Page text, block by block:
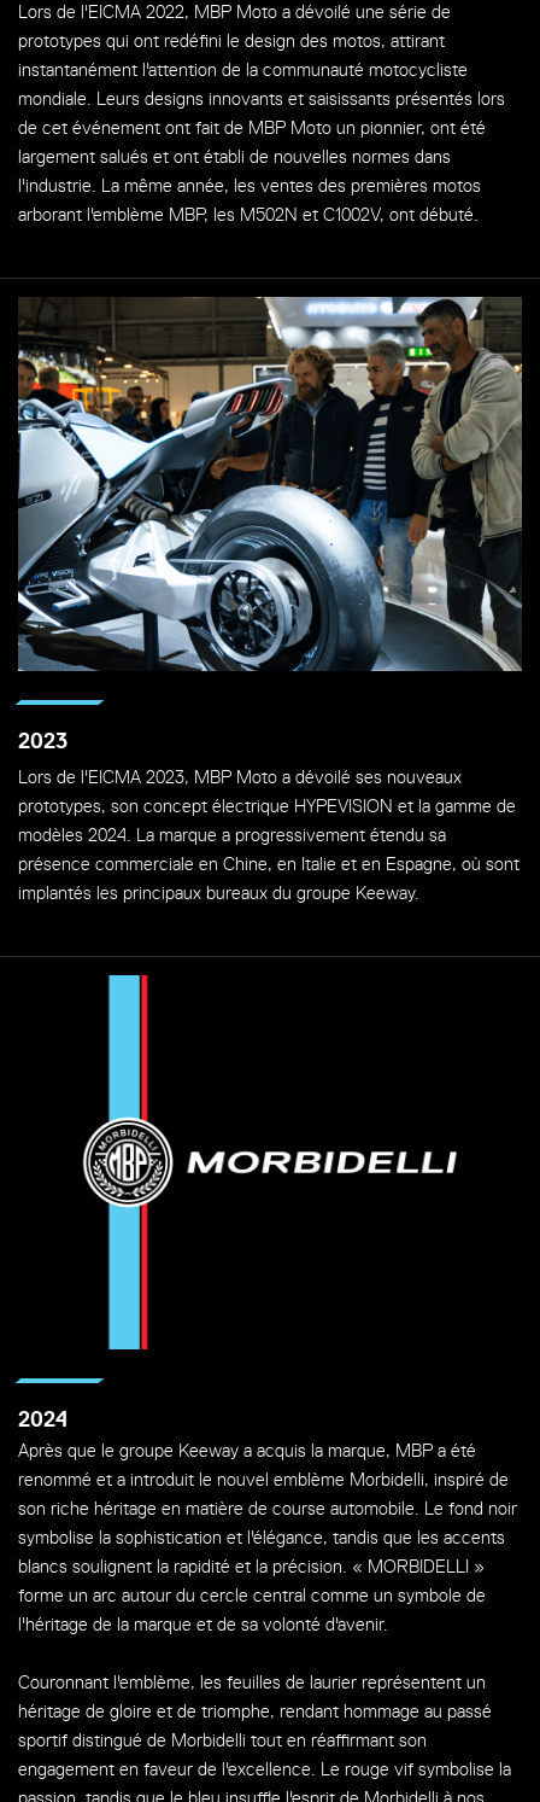
Lors de l'EICMA 2022, MBP Moto a dévoilé une série de
prototypes qui ont redéfini le design des motos, attirant
instantanément l'attention de la communauté motocycliste
mondiale. Leurs designs innovants et saisissants présentés lors
de cet événement ont fait de MBP Moto un pionnier, ont été
largement salués et ont établi de nouvelles normes dans
l'industrie. La même année, les ventes des premières motos
arborant l'emblème MBP, les M502N et C1002V, ont débuté.
2023
Lors de l'EICMA 2023, MBP Moto a dévoilé ses nouveaux
prototypes, son concept électrique HYPEVISION et la gamme de
modèles 2024. La marque a progressivement étendu sa
présence commerciale en Chine, en Italie et en Espagne, où sont
implantés les principaux bureaux du groupe Keeway.
2024
Après que le groupe Keeway a acquis la marque, MBP a été
renommé et a introduit le nouvel emblème Morbidelli, inspiré de
son riche héritage en matière de course automobile. Le fond noir
symbolise la sophistication et l'élégance, tandis que les accents
blancs soulignent la rapidité et la précision. « MORBIDELLI »
forme un arc autour du cercle central comme un symbole de
l'héritage de la marque et de sa volonté d'avenir.
Couronnant l'emblème, les feuilles de laurier représentent un
héritage de gloire et de triomphe, rendant hommage au passé
sportif distingué de Morbidelli tout en réaffirmant son
engagement en faveur de l'excellence. Le rouge vif symbolise la
passion, tandis que le bleu insuffle l'esprit de Morbidelli à nos